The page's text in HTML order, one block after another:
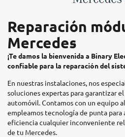
Reparación
Mercedes
¡Te damos la bienvenida a Binary
confiable para la reparación del
En nuestras instalaciones, nos
soluciones expertas para garantizar
automóvil. Contamos con un equipo
empleamos tecnología de punta para
eficiencia cualquier inconveniente
de tu Mercedes.